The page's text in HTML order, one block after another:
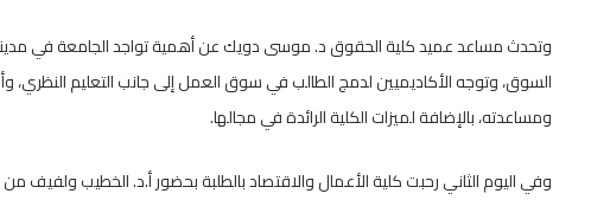
وتحدث مساعد عميد كلية الحقوق د. موسى دويك عن أهمية تواجد الجامعة في
السوق، وتوجه الأكاديميين لدمج الطالب في سوق العمل إلى جانب التعليم النظري،
ومساعدته، بالإضافة لميزات الكلية الرائدة في مجالها.
وفي اليوم الثاني رحبت كلية الأعمال والاقتصاد بالطلبة بحضور أ.د. الخطيب ولفيف من